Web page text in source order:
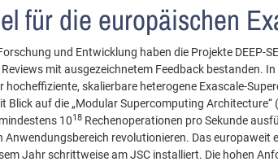
für die europäischen
und Entwicklung haben die Projekte DEEP-
mit ausgezeichnetem Feedback bestanden.
hocheffiziente, skalierbare heterogene Exascale-
Blick auf die „Modular Supercomputing Architecture“
1018 Rechenoperationen pro Sekunde
Anwendungsbereich revolutionieren. Das europaweit
Jahr schrittweise am JSC installiert. Die hohen